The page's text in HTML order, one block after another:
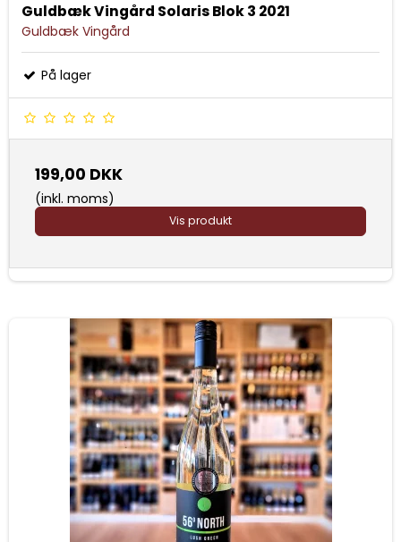
Guldbæk Vingård Solaris Blok 3 2021
Guldbæk Vingård
På lager
199,00 DKK
(inkl. moms)
Vis produkt